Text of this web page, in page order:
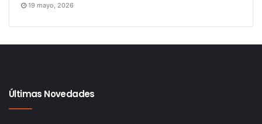
19 mayo, 2026
Últimas Novedades